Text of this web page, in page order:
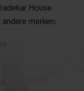
House
merken: